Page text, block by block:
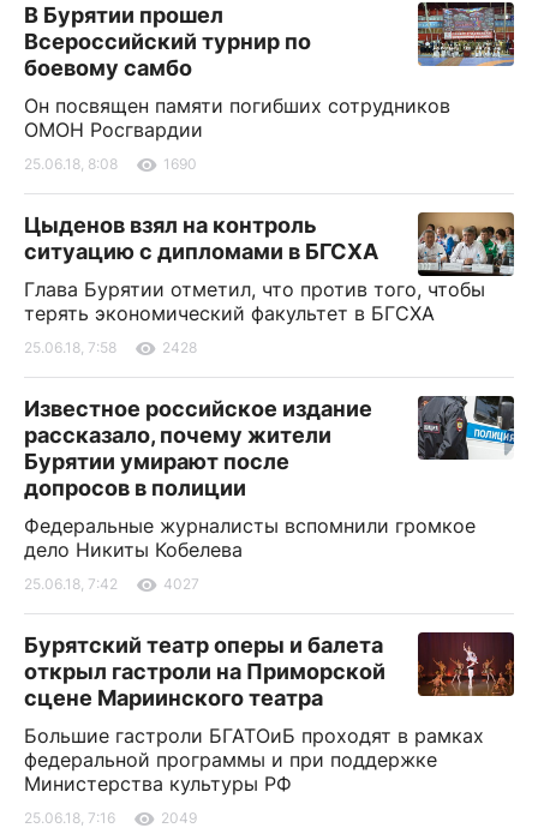
В Бурятии прошел
Всероссийский турнир по
боевому самбо
Он посвящен памяти погибших сотрудников
ОМОН Росгвардии
25.06.18, 8:08 1690
Цыденов взял на контроль
ситуацию с дипломами в БГСХА
Глава Бурятии отметил, что против того, чтобы
терять экономический факультет в БГСХА
25.06.18, 7:58 2428
Известное российское издание
рассказало, почему жители
Бурятии умирают после
допросов в полиции
Федеральные журналисты вспомнили громкое
дело Никиты Кобелева
25.06.18, 7:42 4027
Бурятский театр оперы и балета
открыл гастроли на Приморской
сцене Мариинского театра
Большие гастроли БГАТОиБ проходят в рамках
федеральной программы и при поддержке
Министерства культуры РФ
25.06.18, 7:16 2049